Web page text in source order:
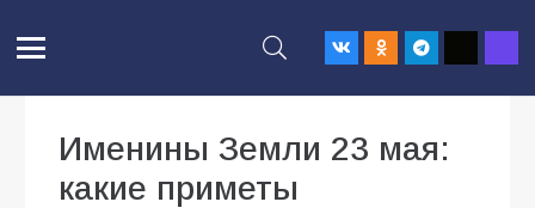
Именины Земли 23 мая:
какие приметы